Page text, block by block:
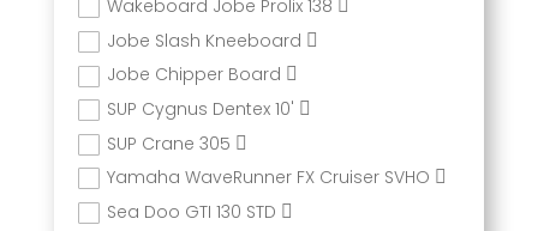
Wakeboard Jobe Prolix 138
Jobe Slash Kneeboard
Jobe Chipper Board
SUP Cygnus Dentex 10'
SUP Crane 305
Yamaha WaveRunner FX Cruiser SVHO
Sea Doo GTI 130 STD